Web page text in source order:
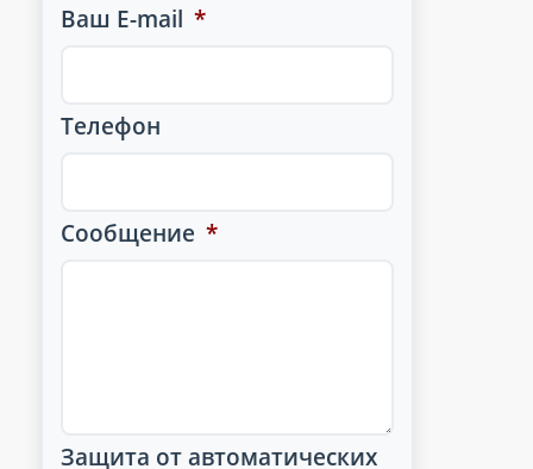
Ваш E-mail *
Телефон
Сообщение *
Защита от автоматических